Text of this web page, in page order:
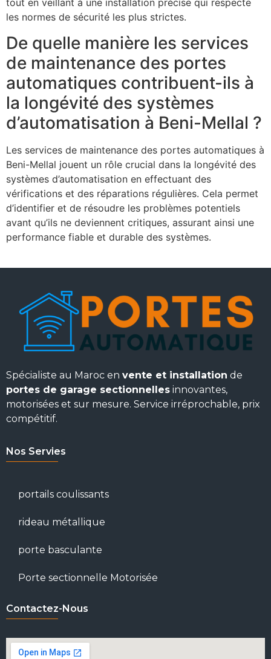
tout en veillant à une installation précise qui respecte
les normes de sécurité les plus strictes.
De quelle manière les services
de maintenance des portes
automatiques contribuent-ils à
la longévité des systèmes
d’automatisation à Beni-Mellal ?
Les services de maintenance des portes automatiques à
Beni-Mellal jouent un rôle crucial dans la longévité des
systèmes d’automatisation en effectuant des
vérifications et des réparations régulières. Cela permet
d’identifier et de résoudre les problèmes potentiels
avant qu’ils ne deviennent critiques, assurant ainsi une
performance fiable et durable des systèmes.
Spécialiste au Maroc en vente et installation de
portes de garage sectionnelles innovantes,
motorisées et sur mesure. Service irréprochable, prix
compétitif.
Nos Servies
portails coulissants
rideau métallique
porte basculante
Porte sectionnelle Motorisée
Contactez-Nous